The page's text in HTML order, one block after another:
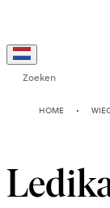
Zoeken
HOME